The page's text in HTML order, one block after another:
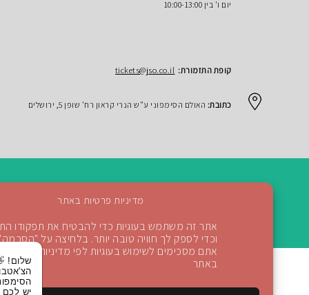
מדיניות פרטיות באתר
אתר זה משתמש בעוגיות כדי להבטיח את תפקודו התקין
וכדי לספק לך חוויה טובה יותר. בלחיצה על "הסכמה"
אתם מסכימים לשימוש בעוגיות לפי מדיניות הפרטיות
קופת התזמורת: tickets@jso.co.il
כתובת: האולם הסימפוני ע"ש הנרי קראון רח' שופן 5, ירושלים
חזרה למעלה
שלום! 👋 אני
הצ'אטבוט של
הסימפונית
יש לכם שאלות?